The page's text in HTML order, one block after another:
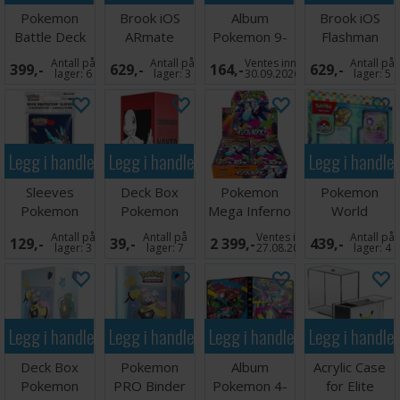
Pokemon
Battle Deck
Mega Lucario
ex
399,- Antall på
lager:6
Brook iOS
ARmate
629,- Antall på
lager:3
Album
Pokemon 9-
Pocket Mega
Evolution
164,-Ventes inn
30.09.2026
Brook iOS
Flashman
629,- Antall på
lager:5
Legg i handlekurven
Sleeves
Pokemon
Mega
Charizard X
66x91
129,- Antall på
lager:3
Legg i handlekurven
Deck Box
Pokemon
Charmander
39,- Antall på
lager:7
Pokemon
Mega Inferno
X Booster
Box
2 399,-Ventes inn
27.08.2026
Legg i
Pokemon
World
Championship
2025 Deck #1
439,- Antall på
lager:4
Legg i handlekurven
Deck Box
Pokemon
Legg i handlekurven
Pokemon
PRO Binder
Legg i handlekurven
Album
Pokemon 4-
Legg i
Acrylic Case
for Elite